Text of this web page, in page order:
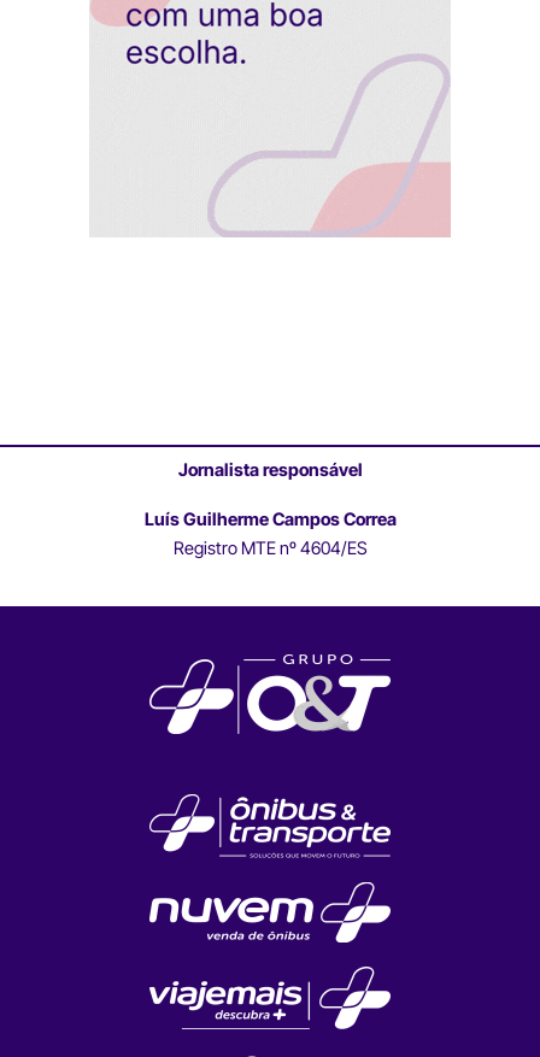
Jornalista responsável
Luís Guilherme Campos Correa
Registro MTE nº 4604/ES